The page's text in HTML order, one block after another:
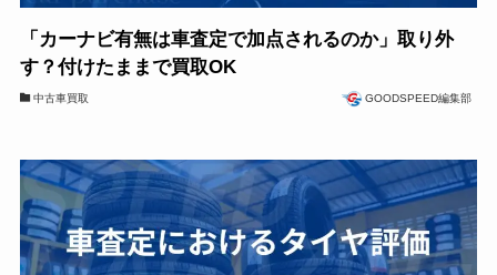
「カーナビ有無は車査定で加点されるのか」取り外
す？付けたままで買取OK
中古車買取 GOODSPEED編集部